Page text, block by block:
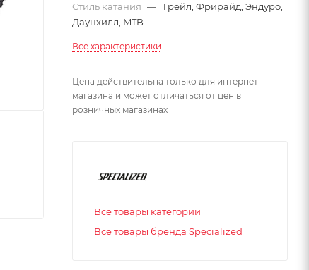
Стиль катания — Трейл, Фрирайд, Эндуро,
Даунхилл, MTB
Все характеристики
Цена действительна только для интернет-
магазина и может отличаться от цен в
розничных магазинах
Все товары категории
Все товары бренда Specialized